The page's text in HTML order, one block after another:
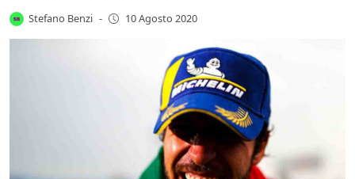
Stefano Benzi - 10 Agosto 2020